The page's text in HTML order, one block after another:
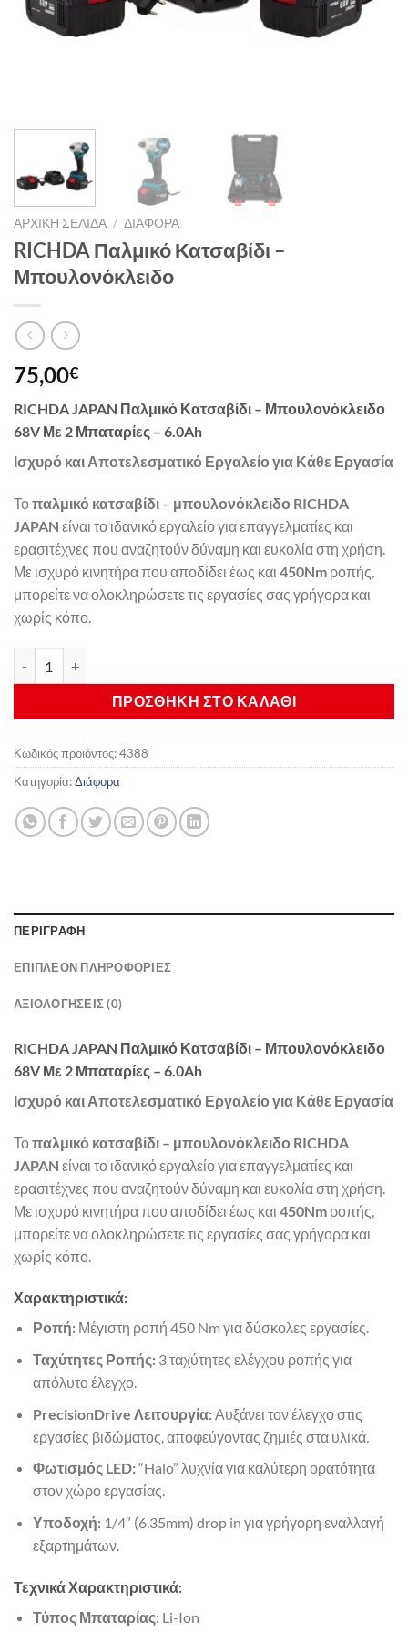
ΑΡΧΙΚΉ ΣΕΛΊΔΑ / ΔΙΆΦΟΡΑ
RICHDA Παλμικό Κατσαβίδι –
Μπουλονόκλειδο
75,00€
RICHDA JAPAN Παλμικό Κατσαβίδι – Μπουλονόκλειδο
68V Με 2 Μπαταρίες – 6.0Ah
Ισχυρό και Αποτελεσματικό Εργαλείο για Κάθε Εργασία
Τοπαλμικό κατσαβίδι – μπουλονόκλειδο RICHDA
JAPAN είναι το ιδανικό εργαλείο για επαγγελματίες και
ερασιτέχνες που αναζητούν δύναμη και ευκολία στη χρήση.
Με ισχυρό κινητήρα που αποδίδει έως και 450Nm ροπής,
μπορείτε να ολοκληρώσετε τις εργασίες σας γρήγορα και
χωρίς κόπο.
ΠΡΟΣΘΉΚΗ ΣΤΟ ΚΑΛΆΘΙ
Κωδικός προϊόντος:4388
Κατηγορία:Διάφορα
ΠΕΡΙΓΡΑΦΉ
ΕΠΙΠΛΈΟΝ ΠΛΗΡΟΦΟΡΊΕΣ
ΑΞΙΟΛΟΓΉΣΕΙΣ (0)
RICHDA JAPAN Παλμικό Κατσαβίδι – Μπουλονόκλειδο
68V Με 2 Μπαταρίες – 6.0Ah
Ισχυρό και Αποτελεσματικό Εργαλείο για Κάθε Εργασία
Τοπαλμικό κατσαβίδι – μπουλονόκλειδο RICHDA
JAPAN είναι το ιδανικό εργαλείο για επαγγελματίες και
ερασιτέχνες που αναζητούν δύναμη και ευκολία στη χρήση.
Με ισχυρό κινητήρα που αποδίδει έως και 450Nm ροπής,
μπορείτε να ολοκληρώσετε τις εργασίες σας γρήγορα και
χωρίς κόπο.
Χαρακτηριστικά:
Ροπή:Μέγιστη ροπή 450 Nm για δύσκολες εργασίες.
Ταχύτητες Ροπής:3 ταχύτητες ελέγχου ροπής για
απόλυτο έλεγχο.
PrecisionDrive Λειτουργία:Αυξάνει τον έλεγχο στις
εργασίες βιδώματος, αποφεύγοντας ζημιές στα υλικά.
Φωτισμός LED:“Halo” λυχνία για καλύτερη ορατότητα
στον χώρο εργασίας.
Υποδοχή:1/4″ (6.35mm) drop in για γρήγορη εναλλαγή
εξαρτημάτων.
Τεχνικά Χαρακτηριστικά:
Τύπος Μπαταρίας:Li-Ion